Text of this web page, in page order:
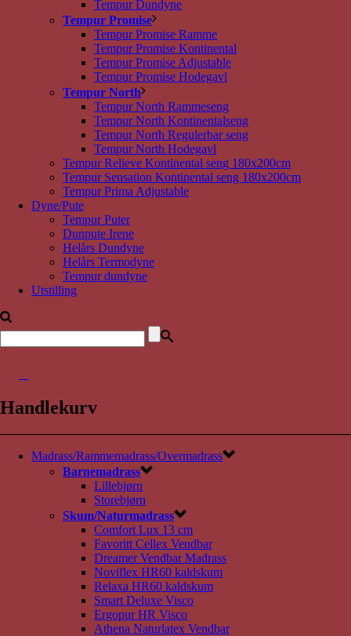
Tempur Dundyne
Tempur Promise
Tempur Promise Ramme
Tempur Promise Kontinental
Tempur Promise Adjustable
Tempur Promise Hodegavl
Tempur North
Tempur North Rammeseng
Tempur North Kontinentalseng
Tempur North Regulerbar seng
Tempur North Hodegavl
Tempur Relieve Kontinental seng 180x200cm
Tempur Sensation Kontinental seng 180x200cm
Tempur Prima Adjustable
Dyne/Pute
Tempur Puter
Dunpute Irene
Helårs Dundyne
Helårs Termodyne
Tempur dundyne
Utstilling
Handlekurv
Madrass/Rammemadrass/Overmadrass
Barnemadrass
Lillebjørn
Storebjørn
Skum/Naturmadrass
Comfort Lux 13 cm
Favoritt Cellex Vendbar
Dreamer Vendbar Madrass
Noviflex HR60 kaldskum
Relaxa HR60 kaldskum
Smart Deluxe Visco
Ergopur HR Visco
Athena Naturlatex Vendbar